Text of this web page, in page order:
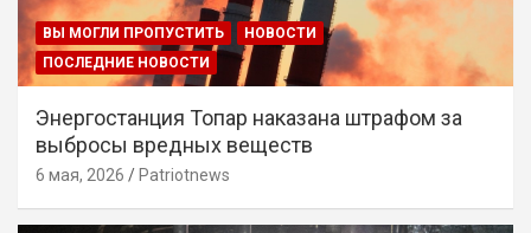
ВЫ МОГЛИ ПРОПУСТИТЬ
НОВОСТИ
ПОСЛЕДНИЕ НОВОСТИ
Энергостанция Топар наказана штрафом за
выбросы вредных веществ
6 мая, 2026 Patriotnews